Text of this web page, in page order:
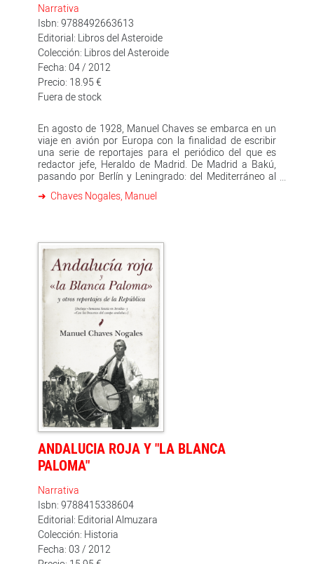
Narrativa
Isbn: 9788492663613
Editorial: Libros del Asteroide
Colección: Libros del Asteroide
Fecha: 04 / 2012
Precio: 18.95 €
Fuera de stock
En agosto de 1928, Manuel Chaves se embarca en un
viaje en avión por Europa con la finalidad de escribir
una serie de reportajes para el periódico del que es
redactor jefe, Heraldo de Madrid. De Madrid a Bakú,
pasando por Berlín y Leningrado: del Mediterráneo al
técnicos de la época, como el avión, para ofrecer a sus
publicado en Heraldo, restauraría las partes que
habían sido censuradas y lo publicaría en forma de
libro con el título de La vuelta a Europa en avión. Un
pequeño burgués en la Rusia roja. El subtítulo estaba
plenamente justificado: más de la mitad del volumen
está dedicado a su periplo ruso, que había
aprovechado para familiarizarse con las condiciones
de vida del pueblo ruso bajo el régimen bolchevique y
para entrevistarse con personajes como Ramón
Casanellas, el asesino de Eduardo Dato. Las páginas
de este libro tienen ya la brillantez de quien se
convertiría en el más destacado periodista español del
siglo XX.
Chaves Nogales, Manuel
ANDALUCIA ROJA Y "LA BLANCA
PALOMA"
Narrativa
Isbn: 9788415338604
Editorial: Editorial Almuzara
Colección: Historia
Fecha: 03 / 2012